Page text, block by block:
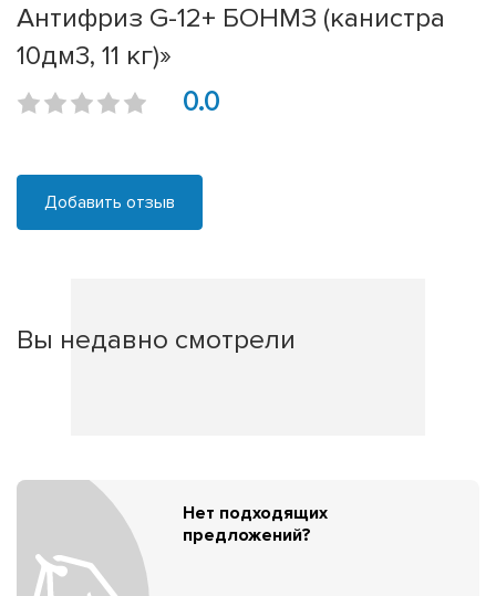
Антифриз G-12+ БОНМЗ (канистра
10дм3, 11 кг)»
0.0
Добавить отзыв
Вы недавно смотрели
Нет подходящих
предложений?